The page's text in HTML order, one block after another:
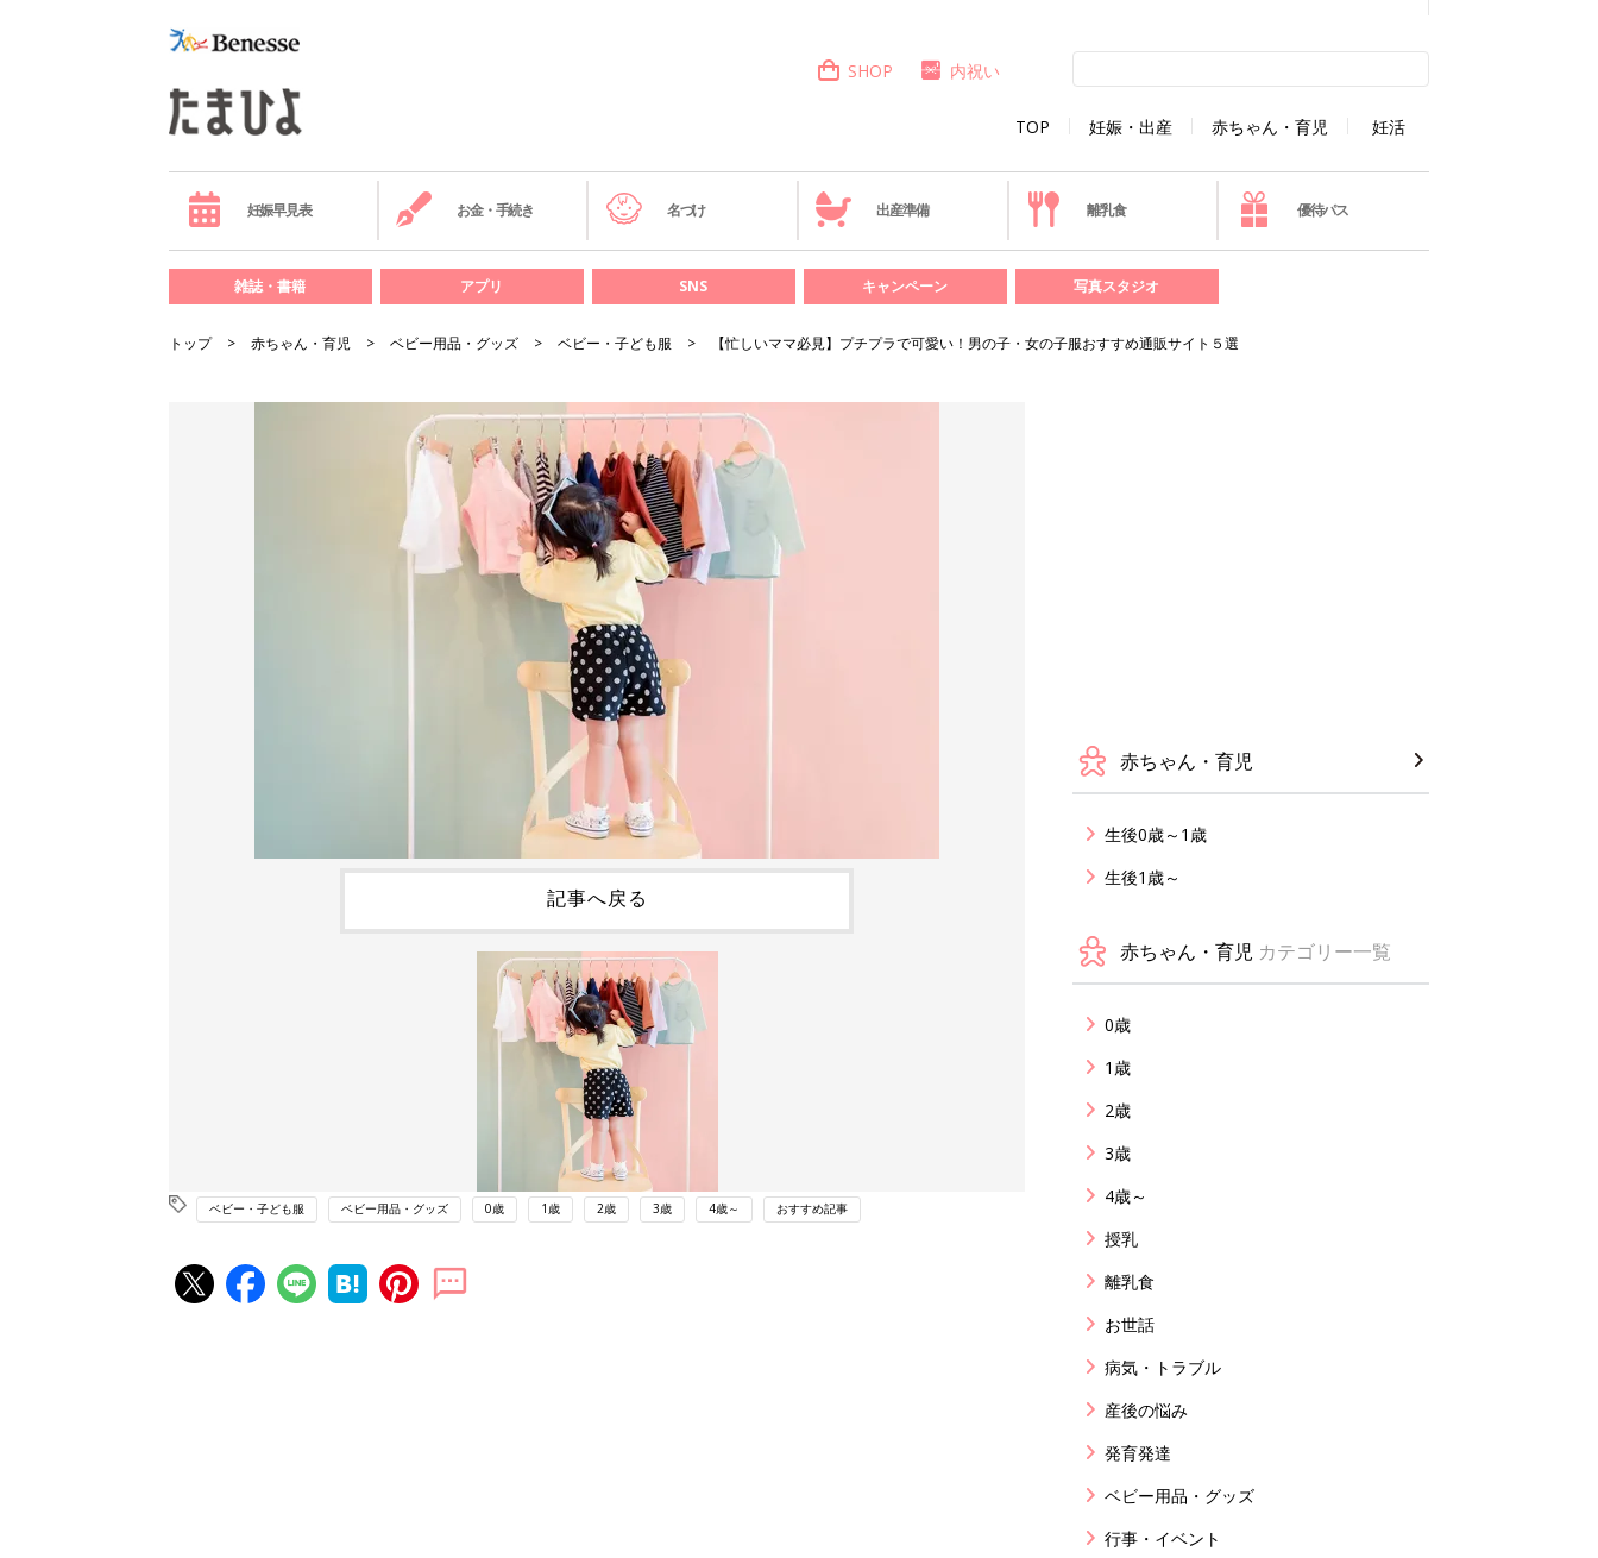
TOP 妊娠・出産 赤ちゃん・育児 妊活
SHOP 内祝い
妊娠早見表 お金・手続き 名づけ 出産準備 離乳食 優待パス
雑誌・書籍 アプリ SNS キャンペーン 写真スタジオ
トップ 赤ちゃん・育児 ベビー用品・グッズ ベビー・子ども服 【忙しいママ必見】プチプラで可愛い！男の子・女の子服おすすめ通販サイト５選
記事へ戻る
ベビー・子ども服 ベビー用品・グッズ 0歳 1歳 2歳 3歳 4歳～ おすすめ記事
赤ちゃん・育児
生後0歳～1歳
生後1歳～
赤ちゃん・育児 カテゴリー一覧
0歳
1歳
2歳
3歳
4歳～
授乳
離乳食
お世話
病気・トラブル
産後の悩み
発育発達
ベビー用品・グッズ
行事・イベント